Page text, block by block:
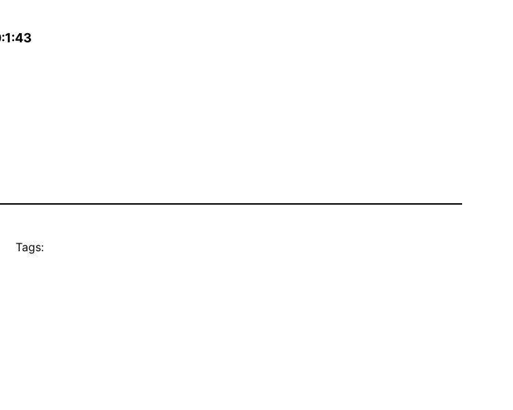
Tags: